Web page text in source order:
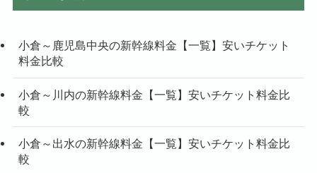
小倉～鹿児島中央の新幹線料金【一覧】安いチケット
料金比較
小倉～川内の新幹線料金【一覧】安いチケット料金比
較
小倉～出水の新幹線料金【一覧】安いチケット料金比
較